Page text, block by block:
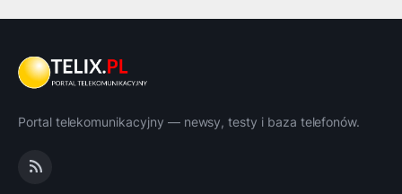
Portal telekomunikacyjny — newsy, testy i baza telefonów.